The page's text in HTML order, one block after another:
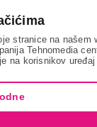
stranice na našem
Tehnomedia
na korisnikov
Posuđe Tiganj